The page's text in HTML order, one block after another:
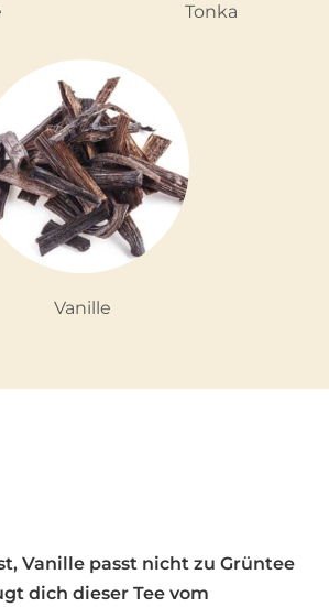
Tonka
Vanille
Vanille passt nicht zu Grüntee
dich dieser Tee vom